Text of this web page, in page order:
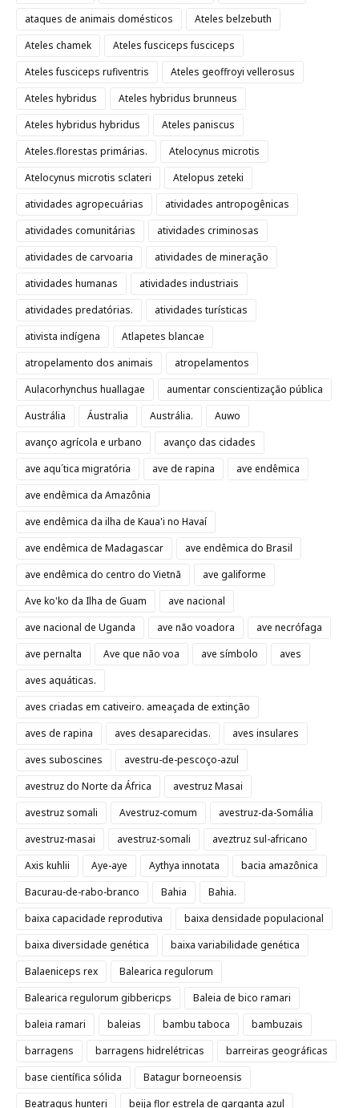
ataques de animais domésticos
Ateles belzebuth
Ateles chamek
Ateles fusciceps fusciceps
Ateles fusciceps rufiventris
Ateles geoffroyi vellerosus
Ateles hybridus
Ateles hybridus brunneus
Ateles hybridus hybridus
Ateles paniscus
Ateles.florestas primárias.
Atelocynus microtis
Atelocynus microtis sclateri
Atelopus zeteki
atividades agropecuárias
atividades antropogênicas
atividades comunitárias
atividades criminosas
atividades de carvoaria
atividades de mineração
atividades humanas
atividades industriais
atividades predatórias.
atividades turísticas
ativista indígena
Atlapetes blancae
atropelamento dos animais
atropelamentos
Aulacorhynchus huallagae
aumentar conscientização pública
Austrália
Áustralia Austrália.
Auwo
avanço agrícola e urbano
avanço das cidades
ave aqu´tica migratória
ave de rapina
ave endêmica
ave endêmica da Amazônia
ave endêmica da ilha de Kaua'i no Havaí
ave endêmica de Madagascar
ave endêmica do Brasil
ave endêmica do centro do Vietnã
ave galiforme
Ave ko'ko da Ilha de Guam
ave nacional
ave nacional de Uganda
ave não voadora
ave necrófaga
ave pernalta
Ave que não voa ave símbolo
aves
aves aquáticas.
aves criadas em cativeiro. ameaçada de extinção
aves de rapina
aves desaparecidas.
aves insulares
aves suboscines
avestru-de-pescoço-azul
avestruz do Norte da África
avestruz Masai
avestruz somali
Avestruz-comum
avestruz-da-Somália
avestruz-masai
avestruz-somali
aveztruz sul-africano
Axis kuhlii
Aye-aye Aythya innotata
bacia amazônica
Bacurau-de-rabo-branco
Bahia
Bahia.
baixa capacidade reprodutiva
baixa densidade populacional
baixa diversidade genética
baixa variabilidade genética
Balaeniceps rex
Balearica regulorum
Balearica regulorum gibbericps
Baleia de bico ramari
baleia ramari
baleias bambu taboca
bambuzais
barragens
barragens hidrelétricas
barreiras geográficas
base científica sólida
Batagur borneoensis
Beatragus hunteri
beija flor estrela de garganta azul